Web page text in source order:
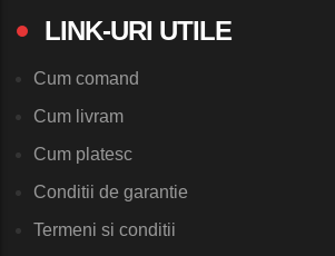
LINK-URI UTILE
Cum comand
Cum livram
Cum platesc
Conditii de garantie
Termeni si conditii